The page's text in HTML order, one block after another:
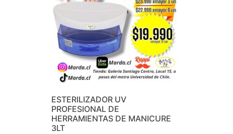
ESTERILIZADOR UV
PROFESIONAL DE
HERRAMIENTAS DE MANICURE
3LT